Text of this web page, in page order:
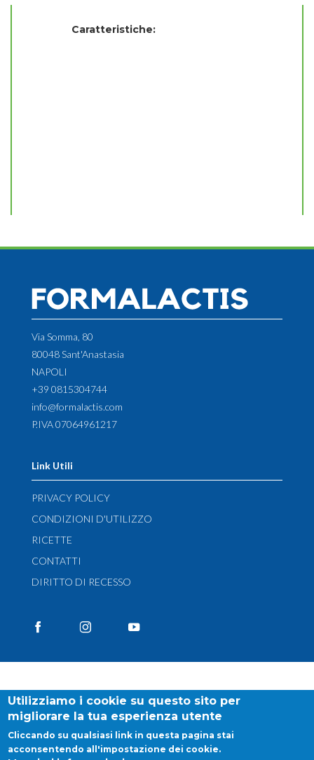
Caratteristiche:
Via Somma, 80
80048 Sant'Anastasia
NAPOLI
+39 0815304744
info@formalactis.com
P.IVA 07064961217
Link Utili
PRIVACY POLICY
CONDIZIONI D'UTILIZZO
RICETTE
CONTATTI
DIRITTO DI RECESSO
Utilizziamo i cookie su questo sito per
migliorare la tua esperienza utente
Cliccando su qualsiasi link in questa pagina stai
acconsentendo all'impostazione dei cookie.